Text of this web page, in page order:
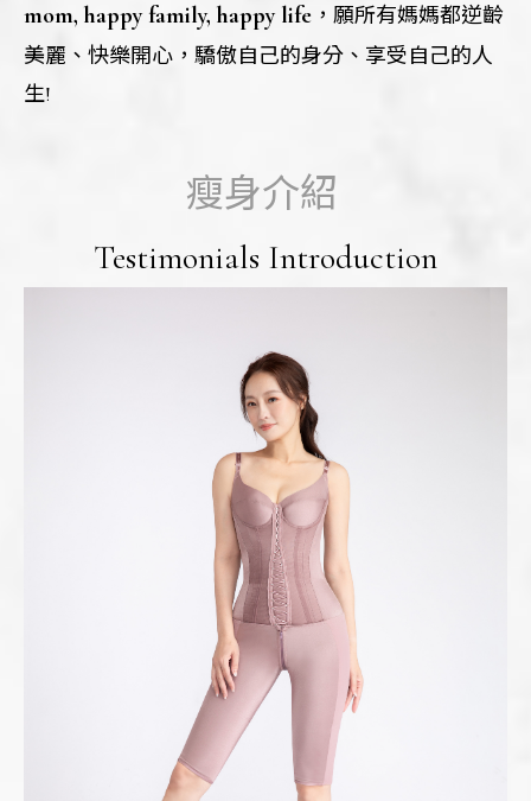
mom, happy family, happy life ，願所有媽媽都逆齡
美麗、快樂開心，驕傲自己的身分、享受自己的人
生!
瘦身介紹
Testimonials Introduction